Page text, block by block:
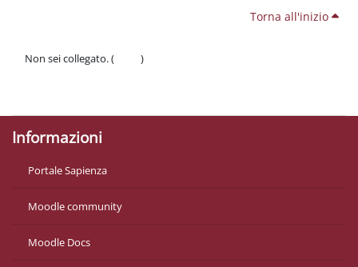
Torna all'inizio
Non sei collegato. (
)
Informazioni
Portale Sapienza
Moodle community
Moodle Docs